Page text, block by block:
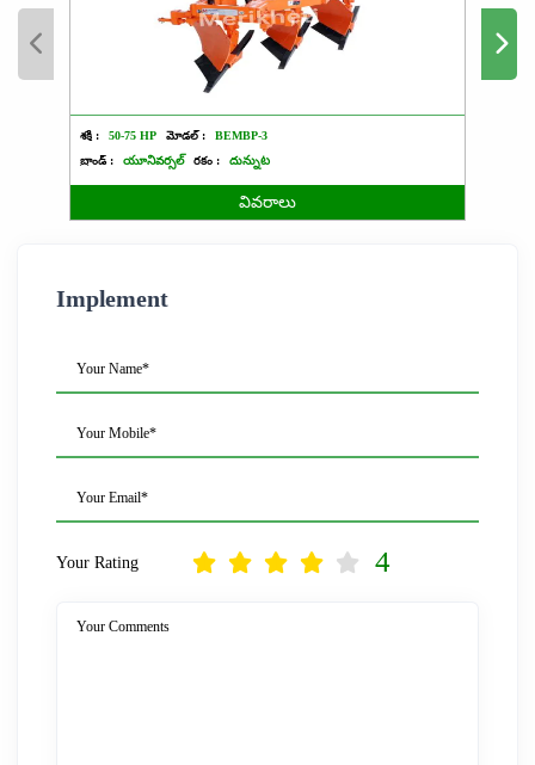
శక్తి : 50-75 HP మోడల్ :
BEMBP-3
బ్రాండ్ :
యూనివర్సల్ రకం : దున్నుట
వివరాలు
Implement
Your Name*
Your Mobile*
Your Email*
Your Rating 4
Your Comments